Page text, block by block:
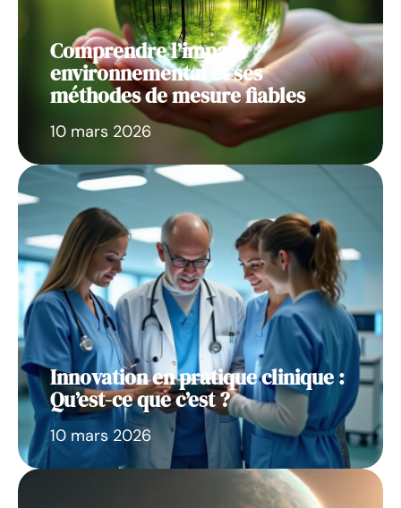
Comprendre l’impact
environnemental et ses
méthodes de mesure fiables
10 mars 2026
Innovation en pratique clinique :
Qu’est-ce que c’est ?
10 mars 2026